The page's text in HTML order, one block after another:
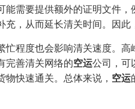
能需要提供额外的证明文件
充，从而延长清关时间。因此
忙程度也会影响清关速度。
完善清关网络的空运公司，可
快速通关。总体来说， 空运